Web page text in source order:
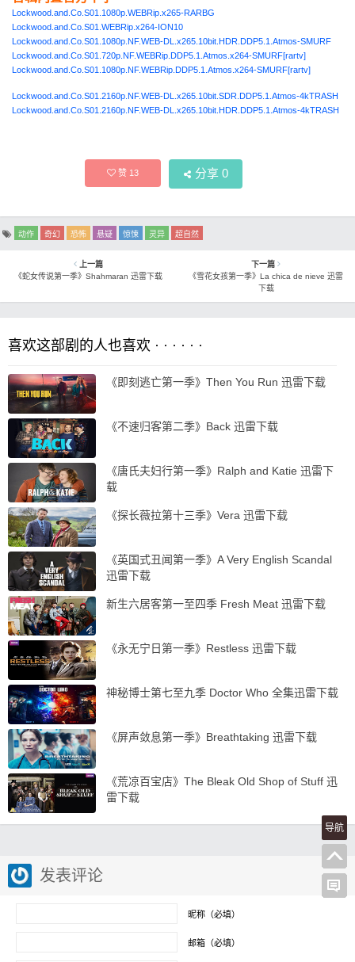
Lockwood.and.Co.S01.1080p.WEBRip.x265-RARBG
Lockwood.and.Co.S01.WEBRip.x264-ION10
Lockwood.and.Co.S01.1080p.NF.WEB-DL.x265.10bit.HDR.DDP5.1.Atmos-SMURF
Lockwood.and.Co.S01.720p.NF.WEBRip.DDP5.1.Atmos.x264-SMURF[rartv]
Lockwood.and.Co.S01.1080p.NF.WEBRip.DDP5.1.Atmos.x264-SMURF[rartv]
Lockwood.and.Co.S01.2160p.NF.WEB-DL.x265.10bit.SDR.DDP5.1.Atmos-4kTRASH
Lockwood.and.Co.S01.2160p.NF.WEB-DL.x265.10bit.HDR.DDP5.1.Atmos-4kTRASH
赞13 分享 0
动作 奇幻 恐怖 悬疑 惊悚 灵异 超自然
上一篇
《蛇女传说第一季》Shahmaran 迅雷下载
下一篇
《雪花女孩第一季》La chica de nieve 迅雷
下载
喜欢这部剧的人也喜欢 · · · · · ·
《即刻逃亡第一季》Then You Run 迅雷下载
《不速归客第二季》Back 迅雷下载
《唐氏夫妇行第一季》Ralph and Katie 迅雷下
载
《探长薇拉第十三季》Vera 迅雷下载
《英国式丑闻第一季》A Very English Scandal
迅雷下载
新生六居客第一至四季 Fresh Meat 迅雷下载
《永无宁日第一季》Restless 迅雷下载
神秘博士第七至九季 Doctor Who 全集迅雷下载
《屏声敛息第一季》Breathtaking 迅雷下载
《荒凉百宝店》The Bleak Old Shop of Stuff 迅
雷下载
发表评论
昵称（必填）
邮箱（必填）
导航